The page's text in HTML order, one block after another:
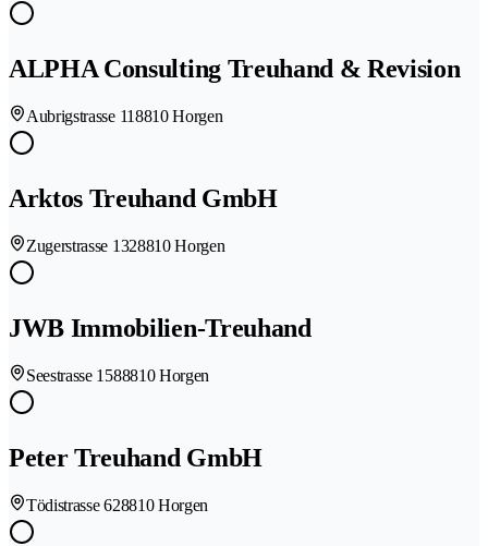
ALPHA Consulting Treuhand & Revision
Aubrigstrasse 118810 Horgen
Arktos Treuhand GmbH
Zugerstrasse 1328810 Horgen
JWB Immobilien-Treuhand
Seestrasse 1588810 Horgen
Peter Treuhand GmbH
Tödistrasse 628810 Horgen